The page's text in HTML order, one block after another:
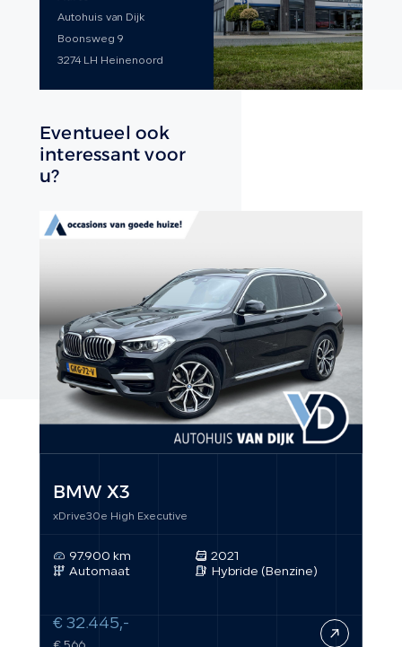
Autohuis van Dijk
Boonsweg 9
3274 LH Heinenoord
Eventueel ook
interessant voor
u?
BMW X3
xDrive30e High Executive
97.900 km
2021
Automaat
Hybride (Benzine)
€ 32.445,-